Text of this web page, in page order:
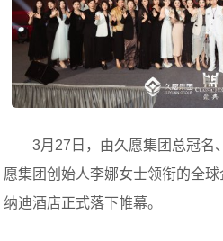
3月27日，由久愿集团总冠名
愿集团创始人李娜女士领衔的全
纳迪酒店正式落下帷幕。